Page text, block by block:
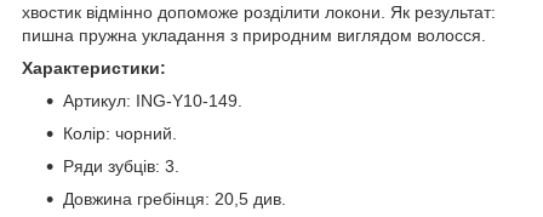
хвостик відмінно допоможе розділити локони. Як результат:
пишна пружна укладання з природним виглядом волосся.
Характеристики:
Артикул: ING-Y10-149.
Колір: чорний.
Ряди зубців: 3.
Довжина гребінця: 20,5 див.